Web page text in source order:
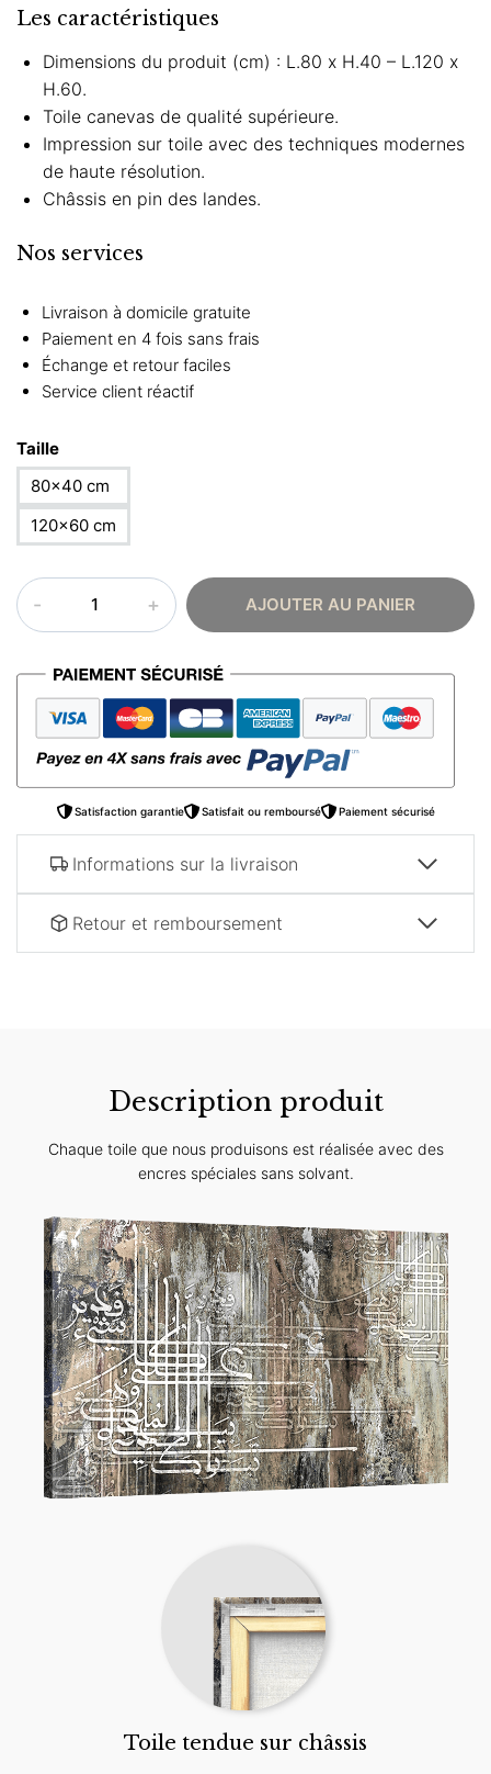
Les caractéristiques
Dimensions du produit (cm) : L.80 x H.40 – L.120 x
H.60.
Toile canevas de qualité supérieure.
Impression sur toile avec des techniques modernes
de haute résolution.
Châssis en pin des landes.
Nos services
Livraison à domicile gratuite
Paiement en 4 fois sans frais
Échange et retour faciles
Service client réactif
Taille
80×40 cm
120×60 cm
quantité
de
oriental
Paysage
silhouette
AJOUTER AU PANIER
Satisfaction garantie Satisfait ou remboursé Paiement sécurisé
Informations sur la livraison
Retour et remboursement
Description produit
Chaque toile que nous produisons est réalisée avec des
encres spéciales sans solvant.
Toile tendue sur châssis